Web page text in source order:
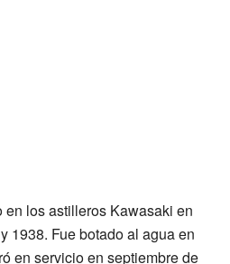
en los astilleros Kawasaki en
1938. Fue botado al agua en
en servicio en septiembre de